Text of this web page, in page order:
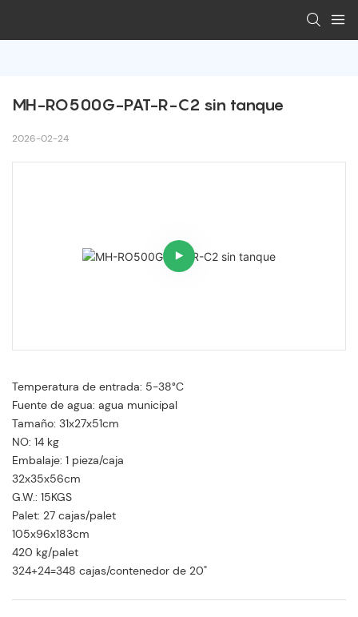
MH-RO500G-PAT-R-C2 sin tanque
2026-02-24
Temperatura de entrada: 5-38°C
Fuente de agua: agua municipal
Tamaño: 31x27x51cm
NO: 14 kg
Embalaje: 1 pieza/caja
32x35x56cm
G.W.: 15KGS
Palet: 27 cajas/palet
105x96x183cm
420 kg/palet
324+24=348 cajas/contenedor de 20"